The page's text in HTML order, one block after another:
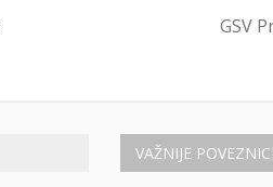
GSV
VAŽNIJE